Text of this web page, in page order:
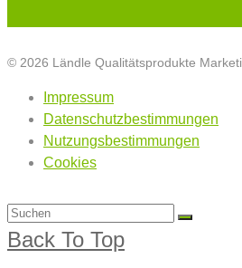
© 2026 Ländle Qualitätsprodukte
Impressum
Datenschutzbestimmungen
Nutzungsbestimmungen
Cookies
Back To Top